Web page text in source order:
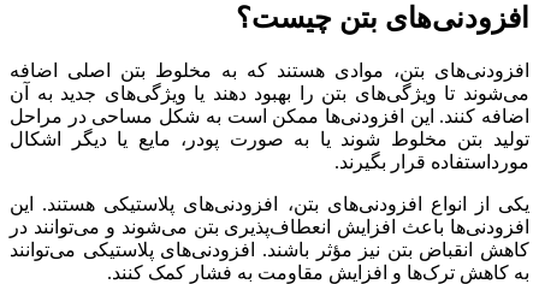
افزودنی‌های بتن چیست؟
افزودنی‌های بتن، موادی هستند که به مخلوط بتن اصلی اضافه
می‌شوند تا ویژگی‌های بتن را بهبود دهند یا ویژگی‌های جدید به آن
اضافه کنند. این افزودنی‌ها ممکن است به شکل مساحی در مراحل
تولید بتن مخلوط شوند یا به‌ صورت پودر، مایع یا دیگر اشکال
مورداستفاده قرار بگیرند.
یکی از انواع افزودنی‌های بتن، افزودنی‌های پلاستیکی هستند. این
افزودنی‌ها باعث افزایش انعطاف‌پذیری بتن می‌شوند و می‌توانند در
کاهش انقباض بتن نیز مؤثر باشند. افزودنی‌های پلاستیکی می‌توانند
به کاهش ترک‌ها و افزایش مقاومت به فشار کمک کنند.